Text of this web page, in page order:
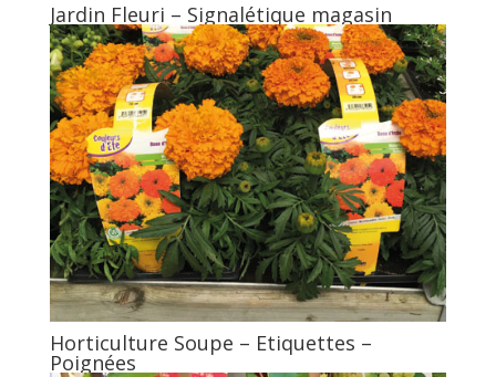
Jardin Fleuri – Signalétique magasin
Horticulture Soupe – Etiquettes –
Poignées